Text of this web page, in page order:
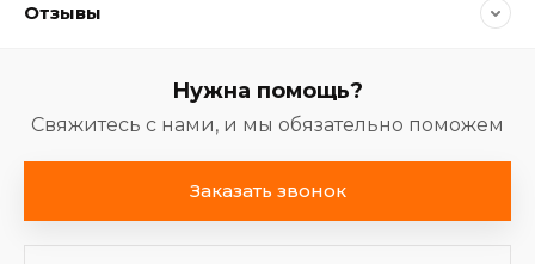
Отзывы
Нужна помощь?
Свяжитесь с нами, и мы обязательно поможем
Заказать звонок